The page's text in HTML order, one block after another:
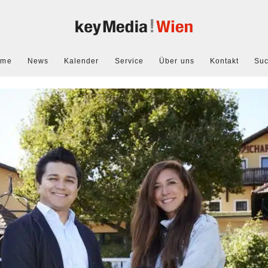
News Kalender Service Über uns Kontakt